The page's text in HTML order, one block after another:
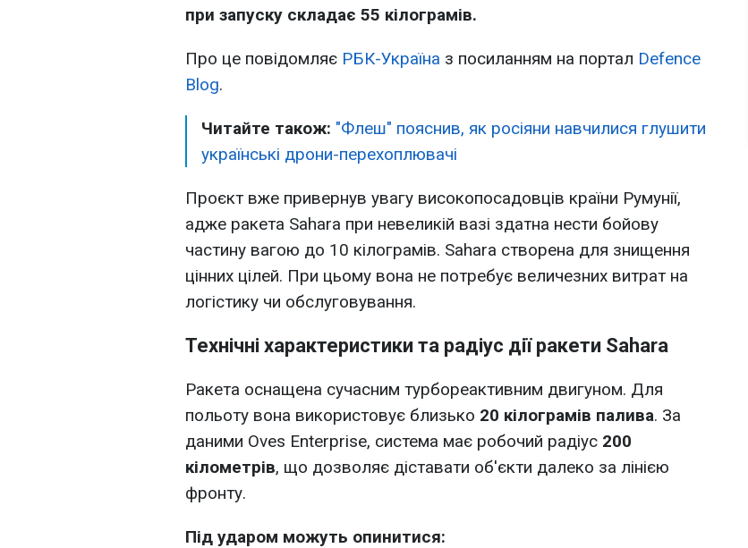
при запуску складає 55 кілограмів.
Про це повідомляє РБК-Україна з посиланням на портал Defence
Blog.
Читайте також: "Флеш" пояснив, як росіяни навчилися глушити
українські дрони-перехоплювачі
Проєкт вже привернув увагу високопосадовців країни Румунії,
адже ракета Sahara при невеликій вазі здатна нести бойову
частину вагою до 10 кілограмів. Sahara створена для знищення
цінних цілей. При цьому вона не потребує величезних витрат на
логістику чи обслуговування.
Технічні характеристики та радіус дії ракети Sahara
Ракета оснащена сучасним турбореактивним двигуном. Для
польоту вона використовує близько 20 кілограмів палива. За
даними Oves Enterprise, система має робочий радіус 200
кілометрів, що дозволяє діставати об'єкти далеко за лінією
фронту.
Під ударом можуть опинитися: